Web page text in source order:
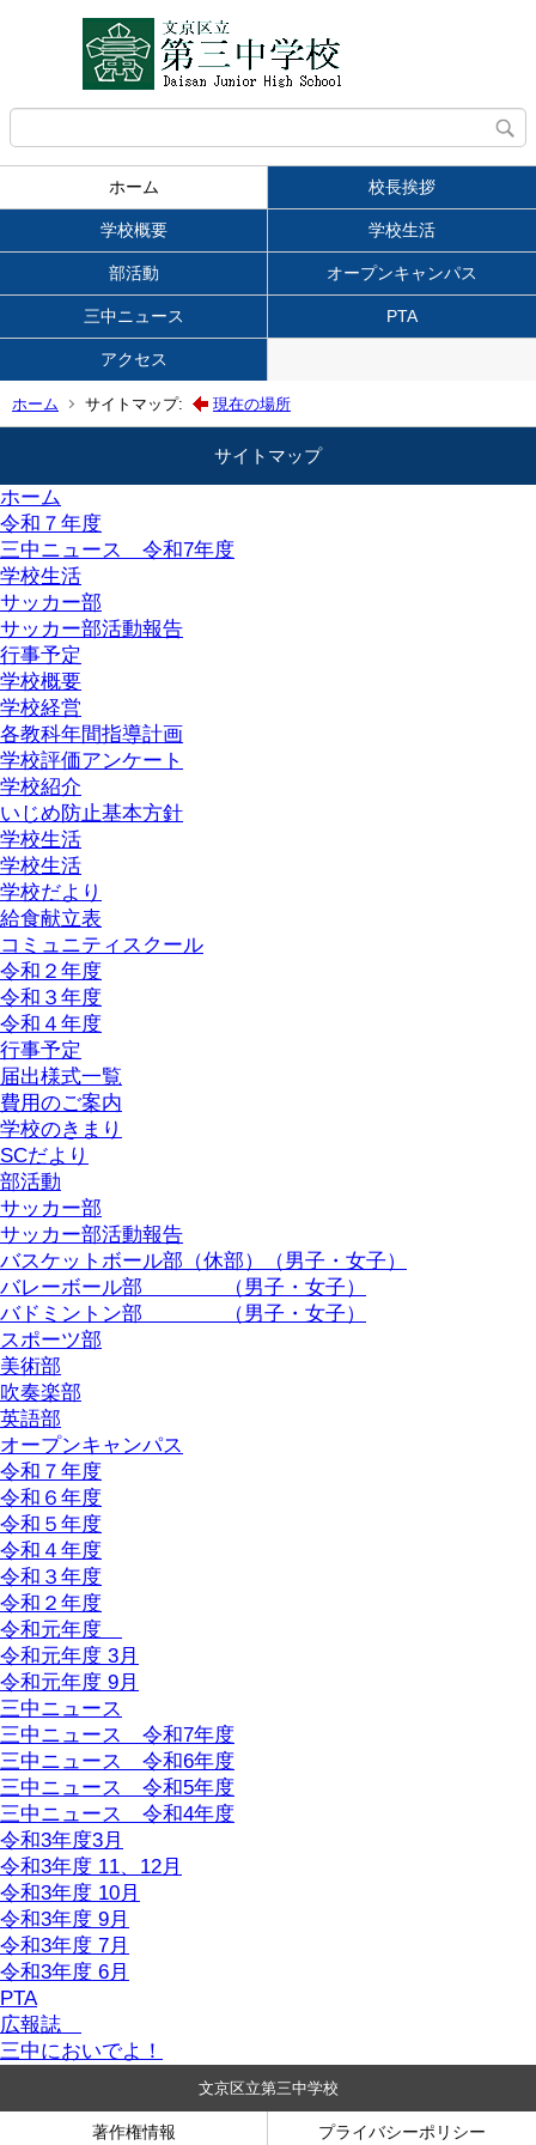
ホーム 校長挨拶
学校概要 学校生活
部活動 オープンキャンパス
三中ニュース PTA
アクセス
ホーム サイトマップ: 現在の場所
サイトマップ
ホーム
令和７年度
三中ニュース 令和7年度
学校生活
サッカー部
サッカー部活動報告
行事予定
学校概要
学校経営
各教科年間指導計画
学校評価アンケート
学校紹介
いじめ防止基本方針
学校生活
学校生活
学校だより
給食献立表
コミュニティスクール
令和２年度
令和３年度
令和４年度
行事予定
届出様式一覧
費用のご案内
学校のきまり
SCだより
部活動
サッカー部
サッカー部活動報告
バスケットボール部（休部）（男子・女子）
バレーボール部 （男子・女子）
バドミントン部 （男子・女子）
スポーツ部
美術部
吹奏楽部
英語部
オープンキャンパス
令和７年度
令和６年度
令和５年度
令和４年度
令和３年度
令和２年度
令和元年度
令和元年度 3月
令和元年度 9月
三中ニュース
三中ニュース 令和7年度
三中ニュース 令和6年度
三中ニュース 令和5年度
三中ニュース 令和4年度
令和3年度3月
令和3年度 11、12月
令和3年度 10月
令和3年度 9月
令和3年度 7月
令和3年度 6月
PTA
広報誌
三中においでよ！
文京区立第三中学校
著作権情報 プライバシーポリシー